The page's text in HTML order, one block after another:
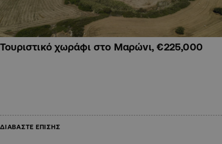
Τουριστικό χωράφι στο Μαρώνι, €225,000
ΔΙΑΒΑΣΤΕ ΕΠΙΣΗΣ